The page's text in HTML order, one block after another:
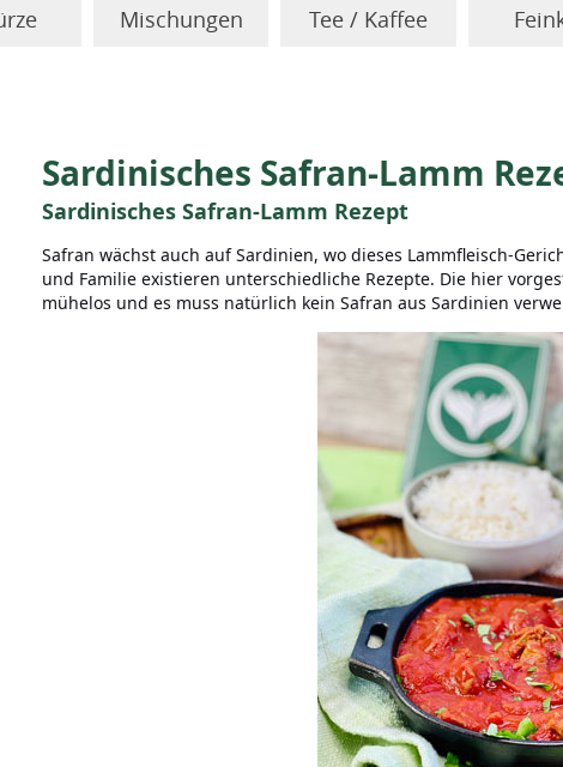
Mischungen Tee / Kaffee
Sardinisches Safran-Lamm
Sardinisches Safran-Lamm Rezept
Safran wächst auch auf Sardinien, wo dieses Lammfleisch-
und Familie existieren unterschiedliche Rezepte. Die hier
mühelos und es muss natürlich kein Safran aus Sardinien